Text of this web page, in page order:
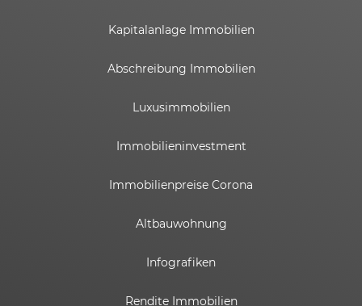
Kapitalanlage Immobilien
Abschreibung Immobilien
Luxusimmobilien
Immobilieninvestment
Immobilienpreise Corona
Altbauwohnung
Infografiken
Rendite Immobilien